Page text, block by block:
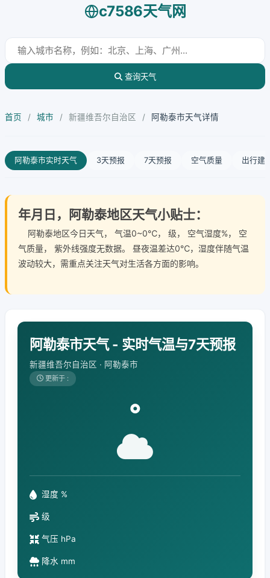
c7586天气网
查询天气
首页 / 城市 / 新疆维吾尔自治区 / 阿勒泰市天气详情
阿勒泰市实时天气 3天预报 7天预报 空气质量 出行建
年月日，阿勒泰地区天气小贴士：
阿勒泰地区今日天气， 气温0~0℃， 级， 空气湿度%， 空
气质量， 紫外线强度无数据。 昼夜温差达0℃，湿度伴随气温
波动较大，需重点关注天气对生活各方面的影响。
阿勒泰市天气 - 实时气温与7天预报
新疆维吾尔自治区 · 阿勒泰市
更新于 :
°
湿度 %
级
气压 hPa
降水 mm